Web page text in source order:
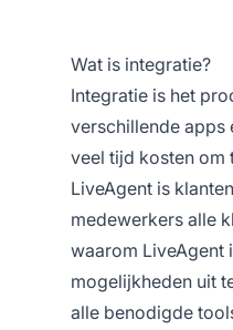
Wat is integratie?
Integratie is het
verschillende apps
veel tijd kosten om
LiveAgent is
medewerkers alle
waarom LiveAgent
mogelijkheden uit
alle benodigde